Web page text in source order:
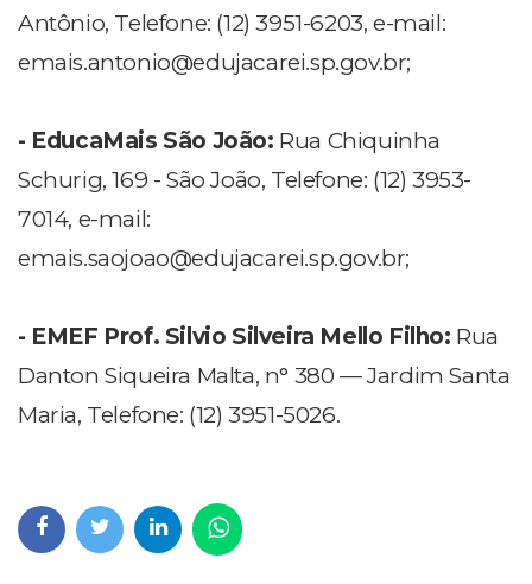
Antônio, Telefone: (12) 3951-6203, e-mail:
emais.antonio@edujacarei.sp.gov.br;
- EducaMais São João: Rua Chiquinha
Schurig, 169 - São João, Telefone: (12) 3953-
7014, e-mail:
emais.saojoao@edujacarei.sp.gov.br;
- EMEF Prof. Silvio Silveira Mello Filho: Rua
Danton Siqueira Malta, n° 380 — Jardim Santa
Maria, Telefone: (12) 3951-5026.